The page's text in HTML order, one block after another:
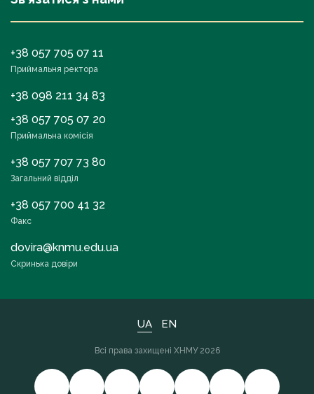
+38 057 705 07 11
Приймальня ректора
+38 098 211 34 83
+38 057 705 07 20
Приймальна комісія
+38 057 707 73 80
Загальний відділ
+38 057 700 41 32
Факс
dovira@knmu.edu.ua
Скринька довіри
UA EN
Всі права захищені ХНМУ 2026